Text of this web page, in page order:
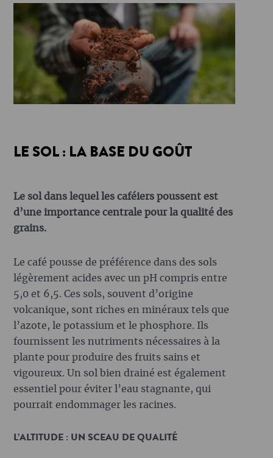
LE SOL : LA BASE DU GOÛT
Le sol dans lequel les caféiers poussent est
d’une importance centrale pour la qualité des
grains.
Le café pousse de préférence dans des sols
légèrement acides avec un pH compris entre
5,0 et 6,5. Ces sols, souvent d’origine
volcanique, sont riches en minéraux tels que
l’azote, le potassium et le phosphore. Ils
fournissent les nutriments nécessaires à la
plante pour produire des fruits sains et
vigoureux. Un sol bien drainé est également
essentiel pour éviter l’eau stagnante, qui
pourrait endommager les racines.
L’ALTITUDE : UN SCEAU DE QUALITÉ